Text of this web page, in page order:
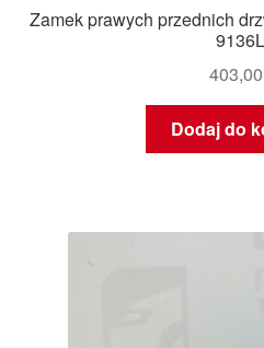
Zamek prawych przednich
403,00
Dodaj do